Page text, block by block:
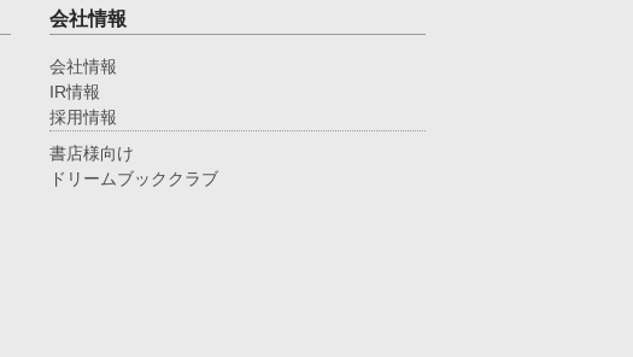
会社情報
会社情報
IR情報
採用情報
書店様向け
ドリームブッククラブ